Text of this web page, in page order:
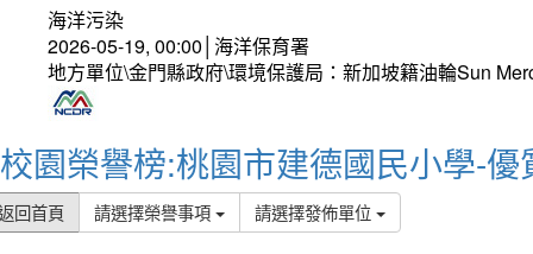
海洋污染
2026-05-19, 00:00│海洋保育署
地方單位\金門縣政府\環境保護局：新加坡籍油輪Sun
校園榮譽榜:桃園市建德國民小學-優
回首頁 請選擇榮譽事項 請選擇發佈單位